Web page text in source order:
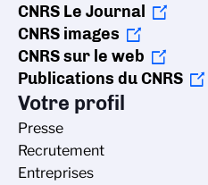
CNRS Le Journal
CNRS images
CNRS sur le web
Publications du CNRS
Votre profil
Presse
Recrutement
Entreprises